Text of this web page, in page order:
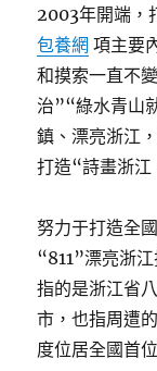
2003年開端，
包養網 項主要
和摸索一直不
治”“綠水青山
鎮、漂亮浙江
打造“詩畫浙江
努力于打造全
“811”漂亮浙
指的是浙江省
市，也指周遭
度位居全國首